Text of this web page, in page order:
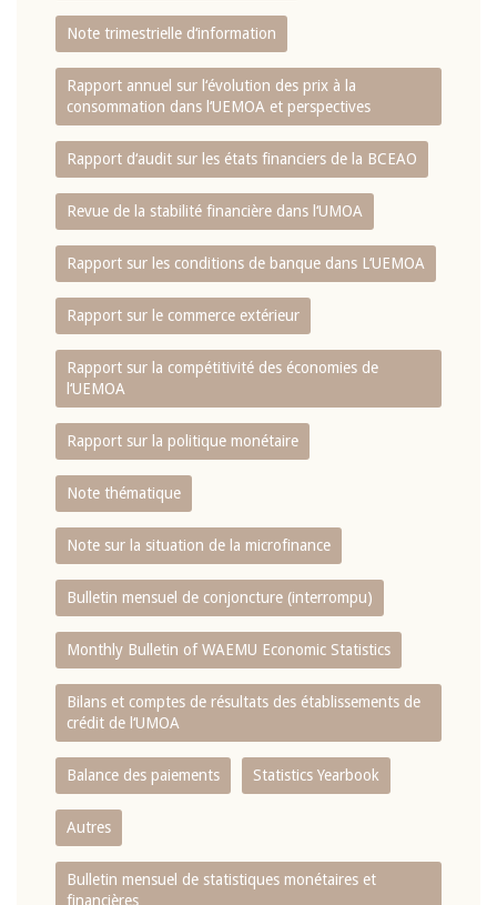
Note trimestrielle d‘information
Rapport annuel sur l‘évolution des prix à la
consommation dans l‘UEMOA et perspectives
Rapport d‘audit sur les états financiers de la BCEAO
Revue de la stabilité financière dans l‘UMOA
Rapport sur les conditions de banque dans L‘UEMOA
Rapport sur le commerce extérieur
Rapport sur la compétitivité des économies de
l‘UEMOA
Rapport sur la politique monétaire
Note thématique
Note sur la situation de la microfinance
Bulletin mensuel de conjoncture (interrompu)
Monthly Bulletin of WAEMU Economic Statistics
Bilans et comptes de résultats des établissements de
crédit de l‘UMOA
Balance des paiements Statistics Yearbook
Autres
Bulletin mensuel de statistiques monétaires et
financières